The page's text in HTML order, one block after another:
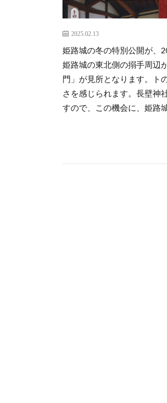
2025.02.13
姫路城の冬の特別公開が、
姫路城の東北側の搦手周辺
門」が見所となります。ト
さを感じられます。長壁神
すので、この機会に、姫路